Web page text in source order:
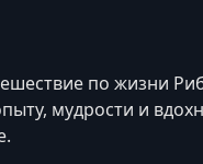
по жизни
мудрости и